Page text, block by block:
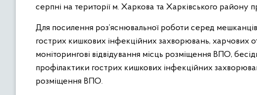
серпні на території м. Харкова та Харківського району
Для посилення роз’яснювальної роботи серед
гострих кишкових інфекційних захворювань, харчових
моніторингові відвідування місць розміщення ВПО,
профілактики гострих кишкових інфекційних
розміщення ВПО.